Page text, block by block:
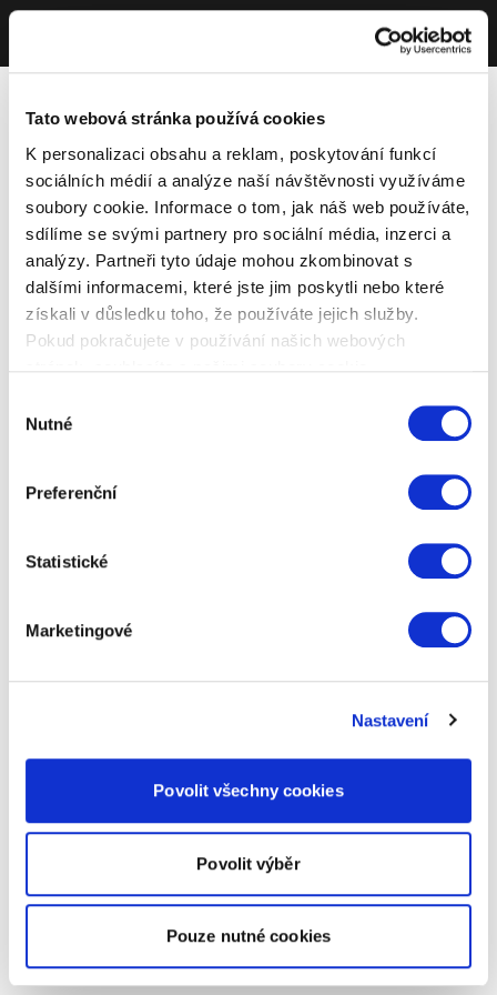
Tato webová stránka používá cookies
K personalizaci obsahu a reklam, poskytování funkcí
sociálních médií a analýze naší návštěvnosti využíváme
soubory cookie. Informace o tom, jak náš web používáte,
sdílíme se svými partnery pro sociální média, inzerci a
analýzy. Partneři tyto údaje mohou zkombinovat s
dalšími informacemi, které jste jim poskytli nebo které
získali v důsledku toho, že používáte jejich služby.
Pokud pokračujete v používání našich webových
souhlasu
Nutné
Preferenční
Statistické
Marketingové
Nastavení
Povolit všechny cookies
Povolit výběr
Pouze nutné cookies